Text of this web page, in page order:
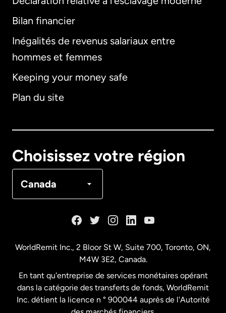
Bilan financier
Inégalités de revenus salariaux entre
hommes et femmes
Keeping your money safe
Plan du site
Choisissez votre région
Canada
International
Allemagne
Français
États-Unis Español
WorldRemit Inc., 2 Bloor St W, Suite 700, Toronto, ON,
M4W 3E2, Canada.
En tant qu'entreprise de services monétaires opérant
dans la catégorie des transferts de fonds, WorldRemit
Inc. détient la licence n ° 900044 auprès de l'Autorité